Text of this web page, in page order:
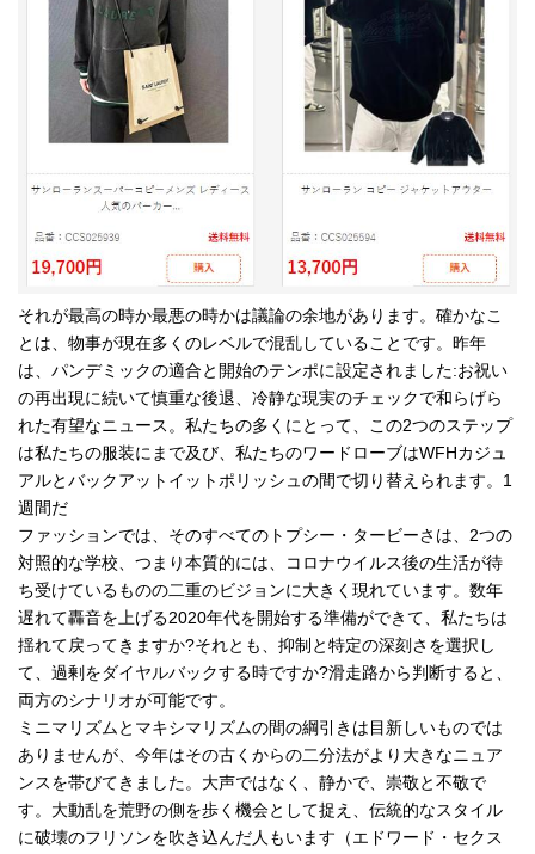
それが最高の時か最悪の時かは議論の余地があります。確かなこ
とは、物事が現在多くのレベルで混乱していることです。昨年
は、パンデミックの適合と開始のテンポに設定されました:お祝い
の再出現に続いて慎重な後退、冷静な現実のチェックで和らげら
れた有望なニュース。私たちの多くにとって、この2つのステップ
は私たちの服装にまで及び、私たちのワードローブはWFHカジュ
アルとバックアットイットポリッシュの間で切り替えられます。1
週間だ
ファッションでは、そのすべてのトプシー・タービーさは、2つの
対照的な学校、つまり本質的には、コロナウイルス後の生活が待
ち受けているものの二重のビジョンに大きく現れています。数年
遅れて轟音を上げる2020年代を開始する準備ができて、私たちは
揺れて戻ってきますか?それとも、抑制と特定の深刻さを選択し
て、過剰をダイヤルバックする時ですか?滑走路から判断すると、
両方のシナリオが可能です。
ミニマリズムとマキシマリズムの間の綱引きは目新しいものでは
ありませんが、今年はその古くからの二分法がより大きなニュア
ンスを帯びてきました。大声ではなく、静かで、崇敬と不敬で
す。大動乱を荒野の側を歩く機会として捉え、伝統的なスタイル
に破壊のフリソンを吹き込んだ人もいます（エドワード・セクス